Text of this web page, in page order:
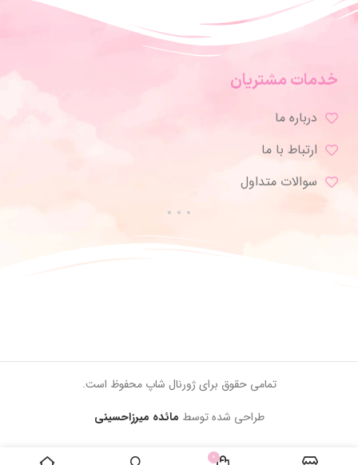
خدمات مشتریان
درباره ما
ارتباط با ما
سوالات متداول
تمامی حقوق برای ژورنال شاپ محفوظ است.
طراحی شده توسط مائده میرزاحسینی
0